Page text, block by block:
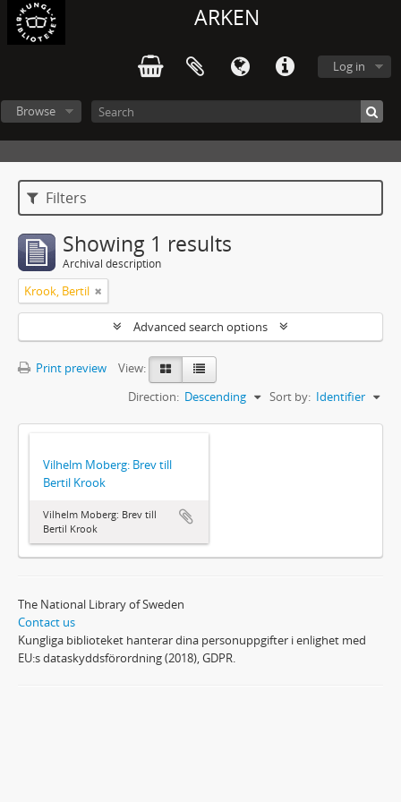
ARKEN
Log in
Browse
Filters
Showing 1 results
Archival description
Krook, Bertil
Advanced search options
Print preview
View:
Sort by: Identifier
Direction: Descending
Vilhelm Moberg: Brev till
Bertil Krook
Vilhelm Moberg: Brev till
Bertil Krook
The National Library of Sweden
Contact us
Kungliga biblioteket hanterar dina personuppgifter i enlighet med
EU:s dataskyddsförordning (2018), GDPR.